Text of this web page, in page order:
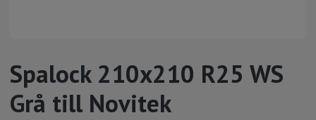
Spalock 210x210 R25 WS
Grå till Novitek